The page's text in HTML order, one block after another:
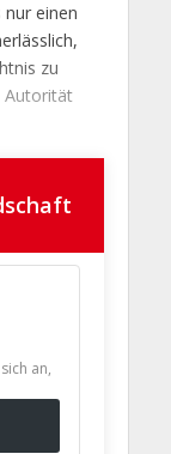
einen
zu
Autorität
an,